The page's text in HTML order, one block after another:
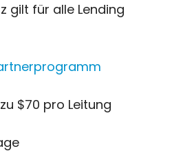
gilt für alle Lending
$70 pro Leitung